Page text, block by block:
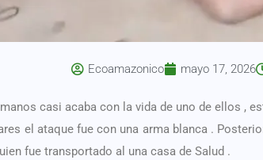
Ecoamazonico mayo 17, 2026
casi acaba con la vida de uno de ellos ,
el ataque fue con una arma blanca .
fue transportado al una casa de Salud .